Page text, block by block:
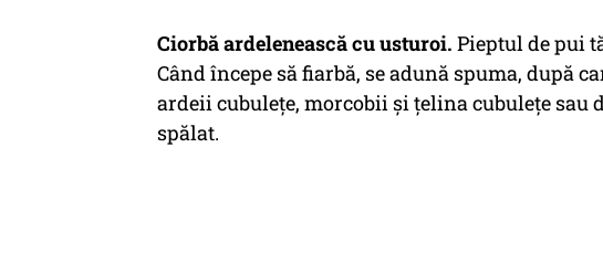
Ciorbă ardelenească cu usturoi. Pieptul de pui
Când începe să fiarbă, se adună spuma, după
ardeii cubuleţe, morcobii şi ţelina cubuleţe sau
spălat.